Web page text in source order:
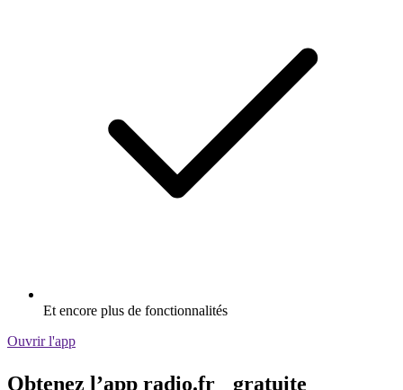
Et encore plus de fonctionnalités
Ouvrir l'app
Obtenez l’app radio.fr gratuite